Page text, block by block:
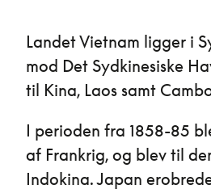
Landet Vietnam ligger i
mod Det Sydkinesiske
til Kina, Laos samt
I perioden fra 1858-85
af Frankrig, og blev til
Indokina. Japan